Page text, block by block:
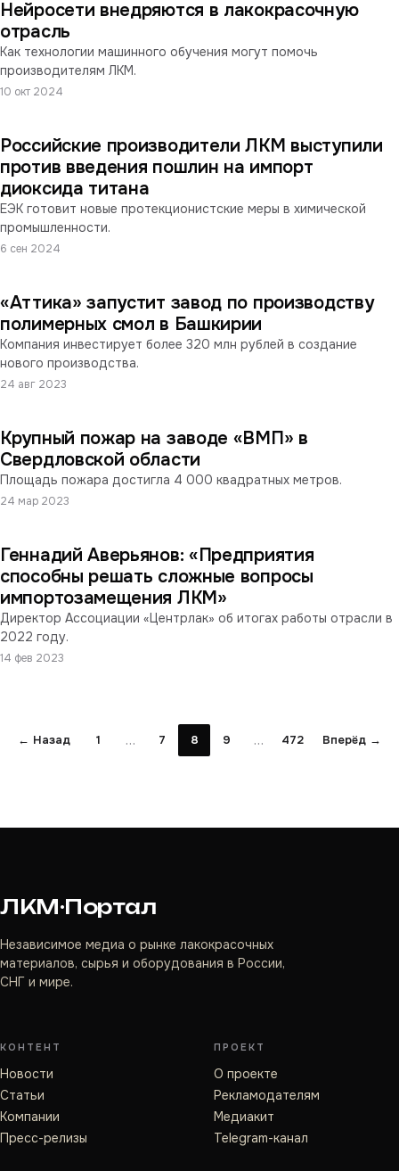
Нейросети внедряются в лакокрасочную
отрасль
Как технологии машинного обучения могут помочь
производителям ЛКМ.
10 окт 2024
Российские производители ЛКМ выступили
против введения пошлин на импорт
диоксида титана
ЕЭК готовит новые протекционистские меры в химической
промышленности.
6 сен 2024
«Аттика» запустит завод по производству
полимерных смол в Башкирии
Компания инвестирует более 320 млн рублей в создание
нового производства.
24 авг 2023
Крупный пожар на заводе «ВМП» в
Свердловской области
Площадь пожара достигла 4 000 квадратных метров.
24 мар 2023
Геннадий Аверьянов: «Предприятия
способны решать сложные вопросы
импортозамещения ЛКМ»
Директор Ассоциации «Центрлак» об итогах работы отрасли в
2022 году.
14 фев 2023
← Назад 1 … 7 8 9 … 472 Вперёд →
ЛКМ·Портал
Независимое медиа о рынке лакокрасочных
материалов, сырья и оборудования в России,
СНГ и мире.
КОНТЕНТ
Новости
Статьи
Компании
Пресс-релизы
ПРОЕКТ
О проекте
Рекламодателям
Медиакит
Telegram-канал